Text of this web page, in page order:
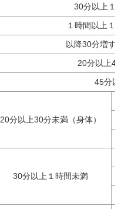
30分以上１時
１時間以上１時
以降30分増すご
20分以上45
45分以
20分以上30分未満（身体）
30分以上１時間未満